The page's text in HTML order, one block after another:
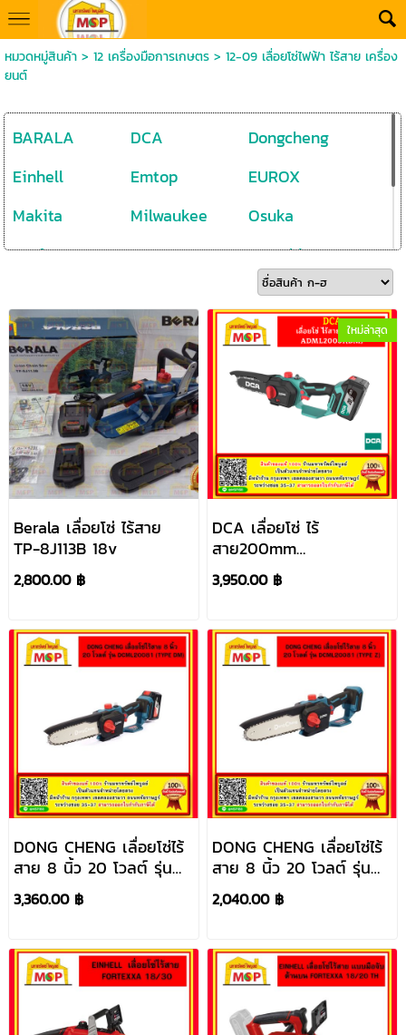
หมวดหมู่สินค้า> 12 เครื่องมือการเกษตร> 12-09 เลื่อยโซ่ไฟฟ้า ไร้สาย เครื่อง
ยนต์
BARALA DCA
Dongcheng
Einhell
Emtop
EUROX
Makita
Milwaukee
Osuka
Perfect
Powertex
Pumpkin
WADFOW
Wasabi
Berala เลื่อยโซ่ ไร้สาย
TP-8J113B 18v
2,800.00 ฿
ใหม่ล่าสุด
DCA เลื่อยโซ่ ไร้
สาย200mm
ADML20081(DM)
3,950.00 ฿
DONG CHENG เลื่อยโซ่ไร้
สาย 8 นิ้ว 20 โวลต์ รุ่น
DCML20081 (TYPE DM)
3,360.00 ฿
DONG CHENG เลื่อยโซ่ไร้
สาย 8 นิ้ว 20 โวลต์ รุ่น
DCML20081 (TYPE Z)
2,040.00 ฿